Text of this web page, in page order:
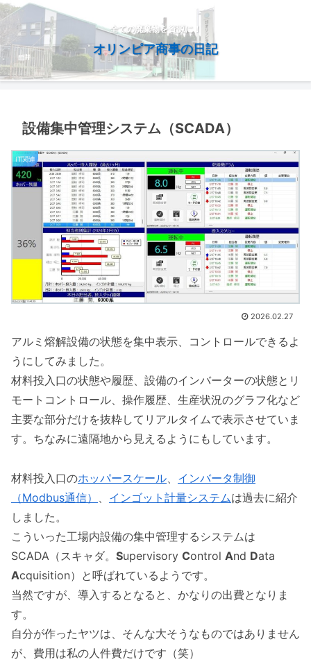
全ての廃棄物を資源に！
オリンピア商事の日記
設備集中管理システム（SCADA）
IT関連
2026.02.27
アルミ熔解設備の状態を集中表示、コントロールできるよ
うにしてみました。
材料投入口の状態や履歴、設備のインバーターの状態とリ
モートコントロール、操作履歴、生産状況のグラフ化など
主要な部分だけを抜粋してリアルタイムで表示させていま
す。ちなみに遠隔地から見えるようにもしています。
材料投入口のホッパースケール
インバータ制御
（Modbus通信）
インゴット計量システムは過去に紹介
しました。
こういった工場内設備の集中管理するシステムは
SCADA（スキャダ。 Supervisory Control And Data
Acquisition）と呼ばれているようです。
当然ですが、導入するとなると、かなりの出費となりま
す。
自分が作ったヤツは、そんな大そうなものではありません
が、費用は私の人件費だけです（笑）